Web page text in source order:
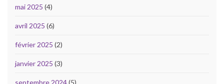
mai 2025 (4)
avril 2025 (6)
février 2025 (2)
janvier 2025 (3)